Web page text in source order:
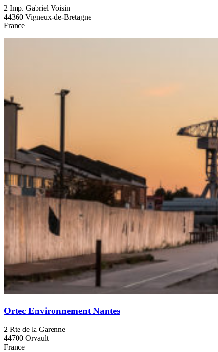
2 Imp. Gabriel Voisin
44360 Vigneux-de-Bretagne
France
Ortec Environnement Nantes
2 Rte de la Garenne
44700 Orvault
France